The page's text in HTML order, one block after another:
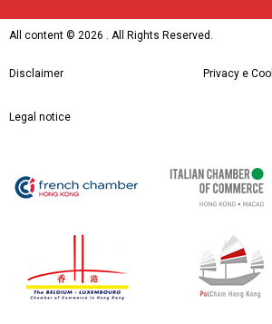
All content © 2026 . All Rights Reserved.
Disclaimer Privacy e
Legal notice